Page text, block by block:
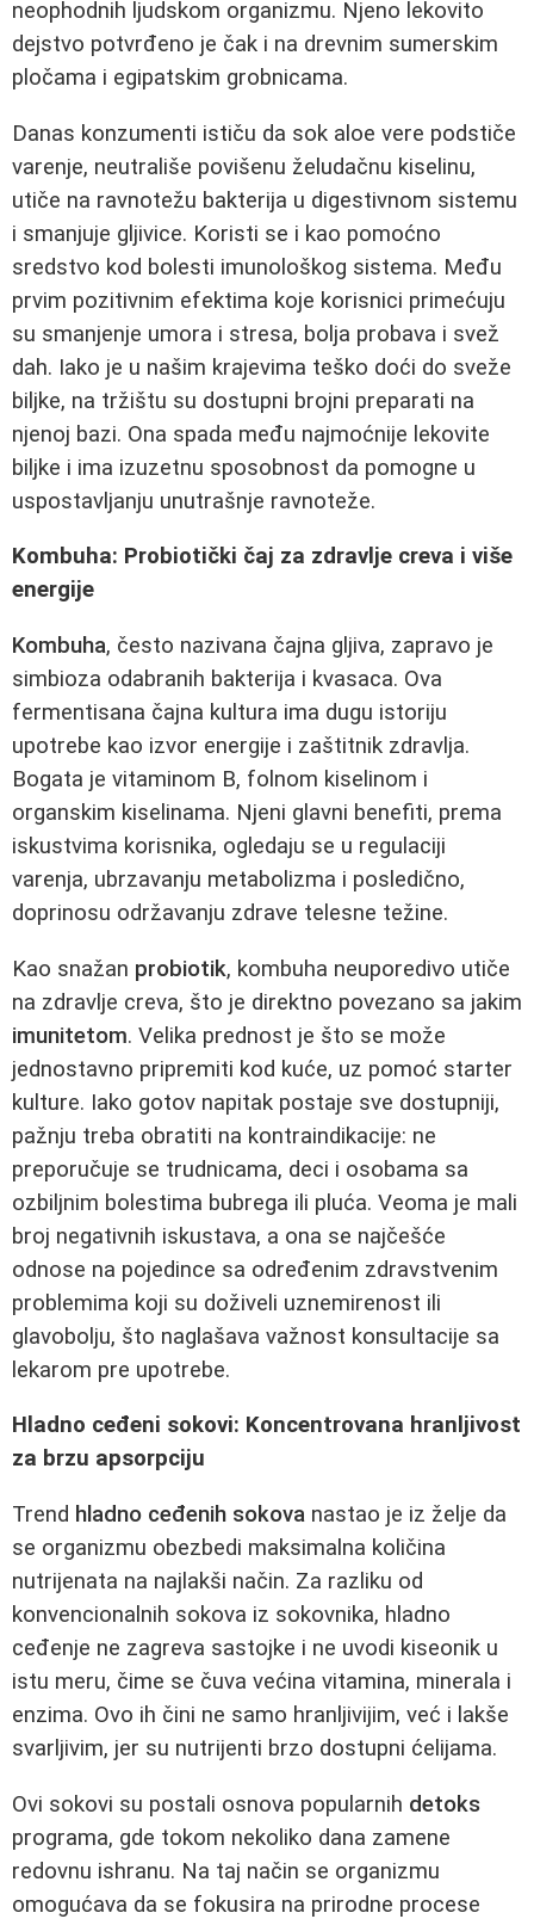
neophodnih ljudskom organizmu. Njeno lekovito
dejstvo potvrđeno je čak i na drevnim sumerskim
pločama i egipatskim grobnicama.
Danas konzumenti ističu da sok aloe vere podstiče
varenje, neutrališe povišenu želudačnu kiselinu,
utiče na ravnotežu bakterija u digestivnom sistemu
i smanjuje gljivice. Koristi se i kao pomoćno
sredstvo kod bolesti imunološkog sistema. Među
prvim pozitivnim efektima koje korisnici primećuju
su smanjenje umora i stresa, bolja probava i svež
dah. Iako je u našim krajevima teško doći do sveže
biljke, na tržištu su dostupni brojni preparati na
njenoj bazi. Ona spada među najmoćnije lekovite
biljke i ima izuzetnu sposobnost da pomogne u
uspostavljanju unutrašnje ravnoteže.
Kombuha: Probiotički čaj za zdravlje creva i više
energije
Kombuha, često nazivana čajna gljiva, zapravo je
simbioza odabranih bakterija i kvasaca. Ova
fermentisana čajna kultura ima dugu istoriju
upotrebe kao izvor energije i zaštitnik zdravlja.
Bogata je vitaminom B, folnom kiselinom i
organskim kiselinama. Njeni glavni benefiti, prema
iskustvima korisnika, ogledaju se u regulaciji
varenja, ubrzavanju metabolizma i posledično,
doprinosu održavanju zdrave telesne težine.
Kao snažan probiotik, kombuha neuporedivo utiče
na zdravlje creva, što je direktno povezano sa jakim
imunitetom. Velika prednost je što se može
jednostavno pripremiti kod kuće, uz pomoć starter
kulture. Iako gotov napitak postaje sve dostupniji,
pažnju treba obratiti na kontraindikacije: ne
preporučuje se trudnicama, deci i osobama sa
ozbiljnim bolestima bubrega ili pluća. Veoma je mali
broj negativnih iskustava, a ona se najčešće
odnose na pojedince sa određenim zdravstvenim
problemima koji su doživeli uznemirenost ili
glavobolju, što naglašava važnost konsultacije sa
lekarom pre upotrebe.
Hladno ceđeni sokovi: Koncentrovana hranljivost
za brzu apsorpciju
Trend hladno ceđenih sokova nastao je iz želje da
se organizmu obezbedi maksimalna količina
nutrijenata na najlakši način. Za razliku od
konvencionalnih sokova iz sokovnika, hladno
ceđenje ne zagreva sastojke i ne uvodi kiseonik u
istu meru, čime se čuva većina vitamina, minerala i
enzima. Ovo ih čini ne samo hranljivijim, već i lakše
svarljivim, jer su nutrijenti brzo dostupni ćelijama.
Ovi sokovi su postali osnova popularnih detoks
programa, gde tokom nekoliko dana zamene
redovnu ishranu. Na taj način se organizmu
omogućava da se fokusira na prirodne procese